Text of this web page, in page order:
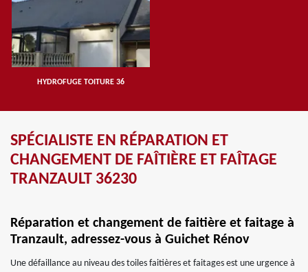
HYDROFUGE TOITURE 36
SPÉCIALISTE EN RÉPARATION ET
CHANGEMENT DE FAÎTIÈRE ET FAÎTAGE
TRANZAULT 36230
Réparation et changement de faitière et faitage à
Tranzault, adressez-vous à Guichet Rénov
Une défaillance au niveau des toiles faitières et faitages est une urgence à